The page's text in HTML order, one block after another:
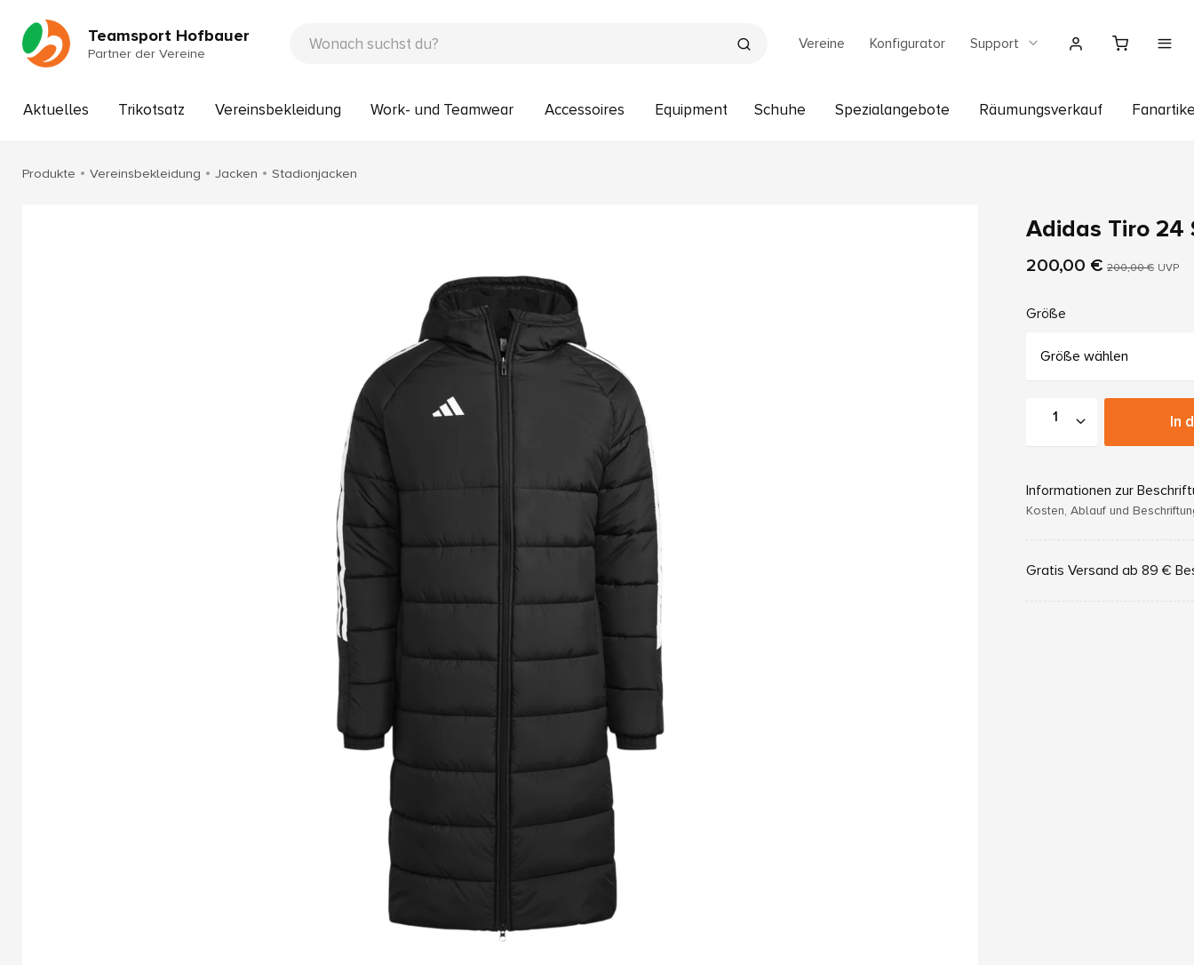
Teamsport Hofbauer
Partner der Vereine
Vereine Konfigurator Support
Aktuelles Trikotsatz Vereinsbekleidung Work- und Teamwear Accessoires Equipment Schuhe Spezialangebote Räumungsverkauf
Produkte Vereinsbekleidung Jacken Stadionjacken
Adidas Tiro
200,00 € 200,00 € UVP
Größe
Größe wählen
In
Informationen zur
Kosten, Ablauf und
Gratis Versand ab 89 €